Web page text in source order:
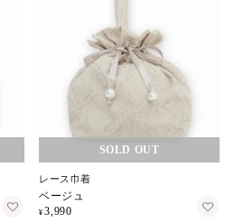
在庫切れ
レース巾着
ベージュ
¥ 3,990